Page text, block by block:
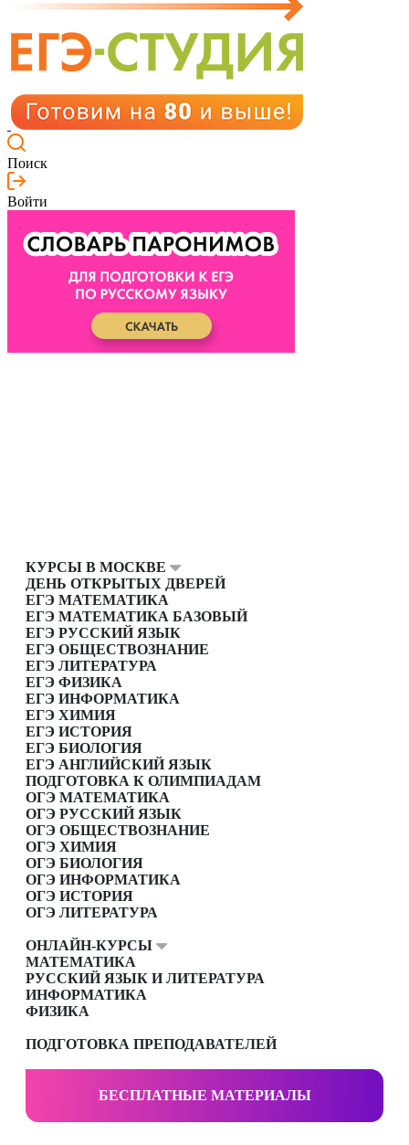
Поиск
Войти
КУРСЫ В МОСКВЕ
ДЕНЬ ОТКРЫТЫХ ДВЕРЕЙ
ЕГЭ МАТЕМАТИКА
ЕГЭ МАТЕМАТИКА БАЗОВЫЙ
ЕГЭ РУССКИЙ ЯЗЫК
ЕГЭ ОБЩЕСТВОЗНАНИЕ
ЕГЭ ЛИТЕРАТУРА
ЕГЭ ФИЗИКА
ЕГЭ ИНФОРМАТИКА
ЕГЭ ХИМИЯ
ЕГЭ ИСТОРИЯ
ЕГЭ БИОЛОГИЯ
ЕГЭ АНГЛИЙСКИЙ ЯЗЫК
ПОДГОТОВКА К ОЛИМПИАДАМ
ОГЭ МАТЕМАТИКА
ОГЭ РУССКИЙ ЯЗЫК
ОГЭ ОБЩЕСТВОЗНАНИЕ
ОГЭ ХИМИЯ
ОГЭ БИОЛОГИЯ
ОГЭ ИНФОРМАТИКА
ОГЭ ИСТОРИЯ
ОГЭ ЛИТЕРАТУРА
ОНЛАЙН-КУРСЫ
МАТЕМАТИКА
РУССКИЙ ЯЗЫК И ЛИТЕРАТУРА
ИНФОРМАТИКА
ФИЗИКА
ПОДГОТОВКА ПРЕПОДАВАТЕЛЕЙ
БЕСПЛАТНЫЕ МАТЕРИАЛЫ